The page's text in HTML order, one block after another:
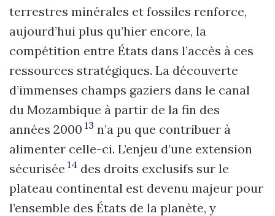
terrestres minérales et fossiles renforce,
aujourd’hui plus qu’hier encore, la
compétition entre États dans l’accès à ces
ressources stratégiques. La découverte
d’immenses champs gaziers dans le canal
du Mozambique à partir de la fin des
années 2000 13 n’a pu que contribuer à
alimenter celle-ci. L’enjeu d’une extension
sécurisée 14 des droits exclusifs sur le
plateau continental est devenu majeur pour
l’ensemble des États de la planète, y